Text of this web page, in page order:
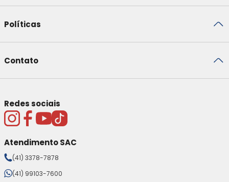
Políticas
Contato
Redes sociais
Atendimento SAC
(41) 3378-7878
(41) 99103-7600